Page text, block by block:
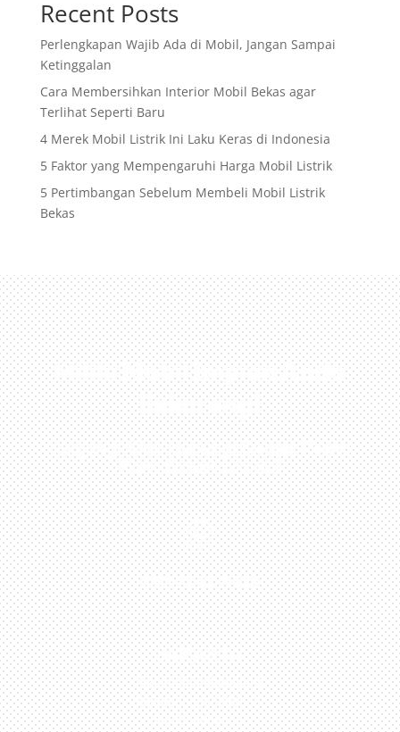
Recent Posts
Perlengkapan Wajib Ada di Mobil, Jangan Sampai
Ketinggalan
Cara Membersihkan Interior Mobil Bekas agar
Terlihat Seperti Baru
4 Merek Mobil Listrik Ini Laku Keras di Indonesia
5 Faktor yang Mempengaruhi Harga Mobil Listrik
5 Pertimbangan Sebelum Membeli Mobil Listrik
Bekas
Miliki Mobil Impian Anda
Sekarang!
Kunjungi Atau Hubungi Dealer Resmi
Kami Di Kota Anda!

0813-1054-7548
JAKARTA
Perumahan Boulevard
Taman Surya 3 Blok h2,
No.27, Jakarta –